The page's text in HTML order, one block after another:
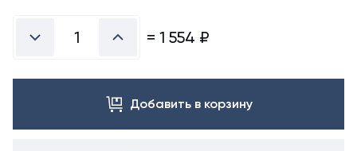
заказа
= 1 554 ₽
Добавить в корзину